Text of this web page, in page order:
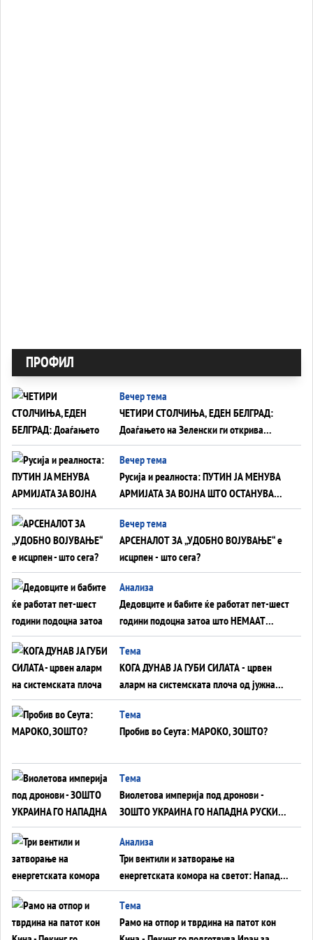
ПРОФИЛ
Вечер тема
ЧЕТИРИ СТОЛЧИЊА, ЕДЕН БЕЛГРАД:
Доаѓањето на Зеленски ги открива
тајните на политиката на балансирање
на Вучиќ
Вечер тема
Русија и реалноста: ПУТИН ЈА МЕНУВА
АРМИЈАТА ЗА ВОЈНА ШТО ОСТАНУВА
БЕЗ ФРОНТ
Вечер тема
АРСЕНАЛОТ ЗА „УДОБНО ВОЈУВАЊЕ“ е
исцрпен - што сега?
Анализа
Дедовците и бабите ќе работат пет-шест
години подоцна затоа што НЕМААТ
ВНУЦИ ДА ГИ ЗАМЕНАТ
Tема
КОГА ДУНАВ ЈА ГУБИ СИЛАТА - црвен
аларм на системската плоча од јужна
Германија до Црното Море...
Tема
Пробив во Сеута: МАРОКО, ЗОШТО?
Tема
Виолетова империја под дронови -
ЗОШТО УКРАИНА ГО НАПАДНА РУСКИОТ
WILDBERRIES
Aнализа
Три вентили и затворање на
енергетската комора на светот: Нападот
во Суец најавува глобален енергетски
инфаркт?
Tема
Рамо на отпор и тврдина на патот кон